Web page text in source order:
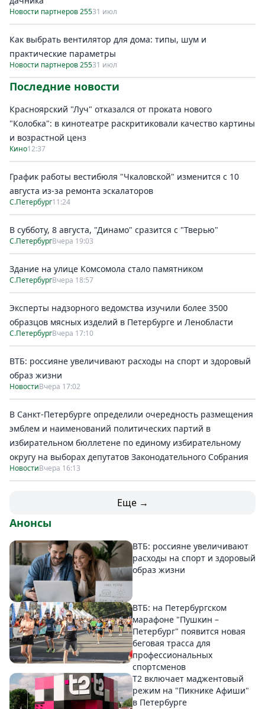
Новости партнеров 25531 июл
Как выбрать вентилятор для дома: типы, шум и
практические параметры
Новости партнеров 25531 июл
Последние новости
Красноярский "Луч" отказался от проката нового
"Колобка": в кинотеатре раскритиковали качество картины
и возрастной ценз
Кино12:37
График работы вестибюля "Чкаловской" изменится с 10
августа из-за ремонта эскалаторов
С.Петербург11:24
В субботу, 8 августа, "Динамо" сразится с "Тверью"
С.ПетербургВчера 19:03
Здание на улице Комсомола стало памятником
С.ПетербургВчера 18:57
Эксперты надзорного ведомства изучили более 3500
образцов мясных изделий в Петербурге и Ленобласти
С.ПетербургВчера 17:10
ВТБ: россияне увеличивают расходы на спорт и здоровый
образ жизни
НовостиВчера 17:02
В Санкт-Петербурге определили очередность размещения
эмблем и наименований политических партий в
избирательном бюллетене по единому избирательному
округу на выборах депутатов Законодательного Собрания
НовостиВчера 16:13
Еще →
Анонсы
ВТБ: россияне увеличивают
расходы на спорт и здоровый
образ жизни
ВТБ: на Петербургском
марафоне "Пушкин –
Петербург" появится новая
беговая трасса для
профессиональных
спортсменов
Т2 включает маджентовый
режим на "Пикнике Афиши"
в Петербурге